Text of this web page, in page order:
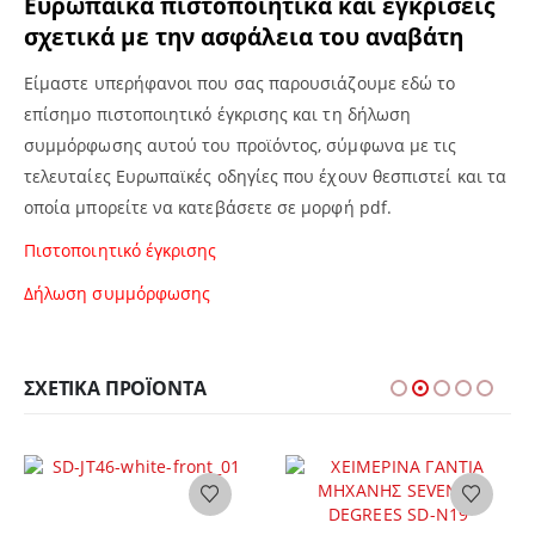
σχετικά με την ασφάλεια του αναβάτη
Είμαστε υπερήφανοι που σας παρουσιάζουμε εδώ το
επίσημο πιστοποιητικό έγκρισης και τη δήλωση
συμμόρφωσης αυτού του προϊόντος, σύμφωνα με τις
τελευταίες Ευρωπαϊκές οδηγίες που έχουν θεσπιστεί και τα
οποία μπορείτε να κατεβάσετε σε μορφή pdf.
Πιστοποιητικό έγκρισης
Δήλωση συμμόρφωσης
ΣΧΕΤΙΚΆ ΠΡΟΪΌΝΤΑ
Αυτό το προϊόν έχει πολλαπλές παραλλαγές. Οι επιλογές μπορούν να επιλεγούν στη σελίδα του προϊόντος
Αυτό το προϊόν έχει πολλαπλές παραλλαγές. Οι επιλογές μπορούν να επιλεγούν στη σελίδα του προϊόντος